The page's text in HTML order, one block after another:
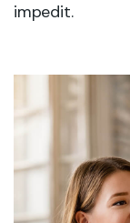
impedit.